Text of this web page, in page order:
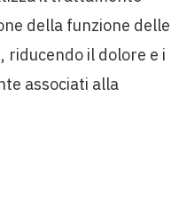
della funzione delle
riducendo il dolore e i
associati alla